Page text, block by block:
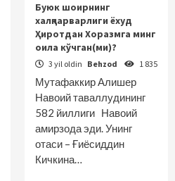
Буюк шоирнинг
халқпарварлиги ёхуд
Ҳиротдан Хоразмга минг
оила кўчган(ми)?
3 yil oldin Behzod 1 835
Мутафаккир Алишер
Навоий таваллудининг
582 йиллиги Навоий
амирзода эди. Унинг
отаси – Ғиёсиддин
Кичкина…